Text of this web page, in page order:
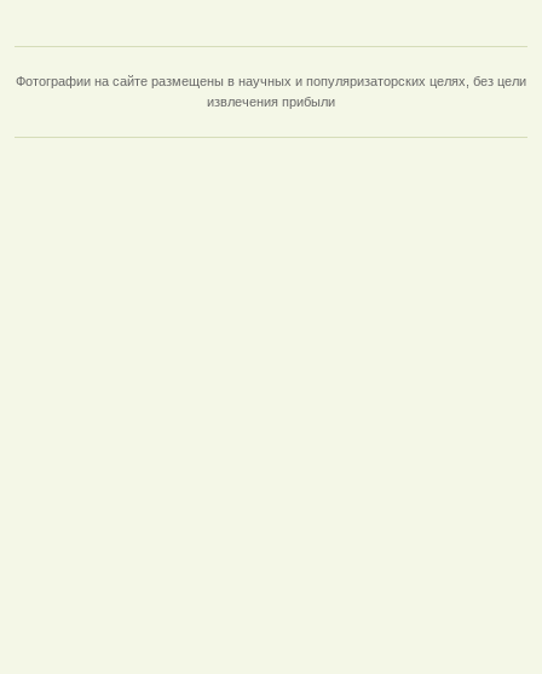
Фотографии на сайте размещены в научных и популяризаторских целях, без цели
извлечения прибыли